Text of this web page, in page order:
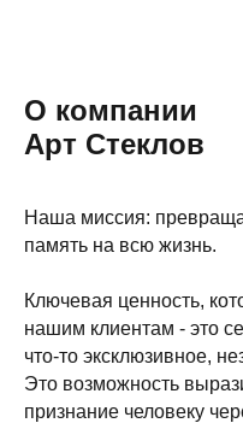
О компании
Арт Стеклов
Наша миссия:
память на всю жизнь.
Ключевая ценность,
нашим клиентам - это
что-то эксклюзивное,
Это возможность
признание человеку